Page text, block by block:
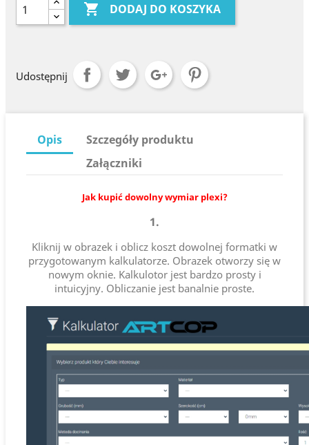
 DODAJ DO KOSZYKA
Udostępnij
Opis
Szczegóły produktu
Załączniki
Jak kupić dowolny wymiar plexi?
1.
Kliknij w obrazek i oblicz koszt dowolnej formatki w
przygotowanym kalkulatorze. Obrazek otworzy się w
nowym oknie. Kalkulotor jest bardzo prosty i
intuicyjny. Obliczanie jest banalnie proste.